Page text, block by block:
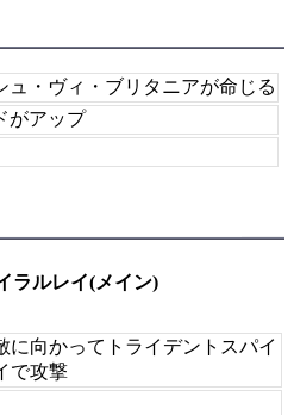
ュ・ヴィ・ブリタニアが命じる
がアップ
ラルレイ(メイン)
に向かってトライデントスパイ
で攻撃